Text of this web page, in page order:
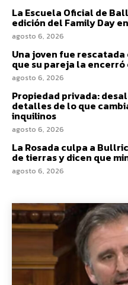
La Escuela Oficial de
edición del Family Day
agosto 6, 2026
Una joven fue
que su pareja la encerró
agosto 6, 2026
Propiedad privada:
detalles de lo que
inquilinos
agosto 6, 2026
La Rosada culpa a
de tierras y dicen que
agosto 6, 2026